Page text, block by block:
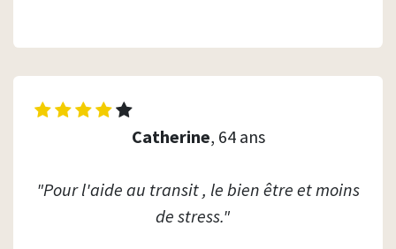
Catherine, 64 ans
"Pour l'aide au transit , le bien être et moins
de stress."